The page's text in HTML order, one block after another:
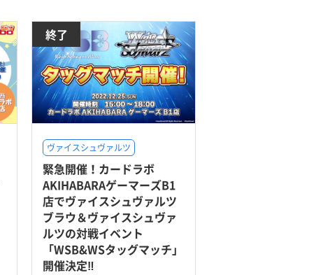
終了
ヴァイスシュヴァルツ
緊急開催！カードラボ
AKIHABARAゲーマーズB1
店でヴァイスシュヴァルツ
ブラウ＆ヴァイスシュヴァ
ルツの対戦イベント
「WSB&WSタッグマッチ」
開催決定‼